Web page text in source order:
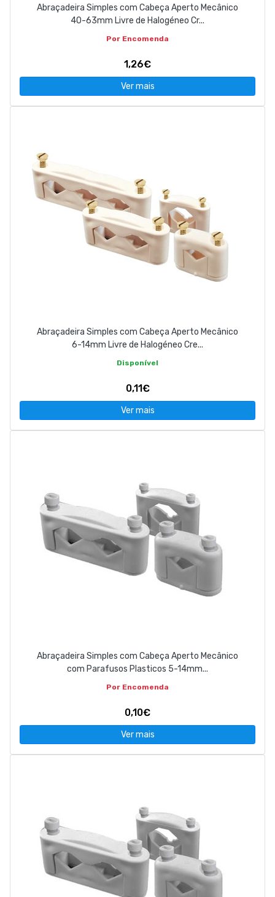
Abraçadeira Simples com Cabeça Aperto Mecânico
40-63mm Livre de Halogéneo Cr...
Por Encomenda
1,26€
Ver mais
Abraçadeira Simples com Cabeça Aperto Mecânico
6-14mm Livre de Halogéneo Cre...
Disponível
0,11€
Ver mais
Abraçadeira Simples com Cabeça Aperto Mecânico
com Parafusos Plasticos 5-14mm...
Por Encomenda
0,10€
Ver mais